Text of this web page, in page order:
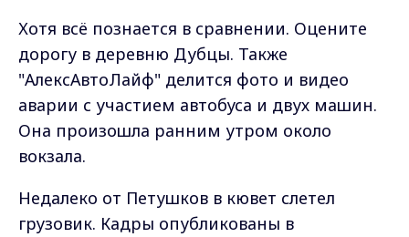
Хотя всё познается в сравнении. Оцените
дорогу в деревню Дубцы. Также
"АлексАвтоЛайф" делится фото и видео
аварии с участием автобуса и двух машин.
Она произошла ранним утром около
вокзала.
Недалеко от Петушков в кювет слетел
грузовик. Кадры опубликованы в